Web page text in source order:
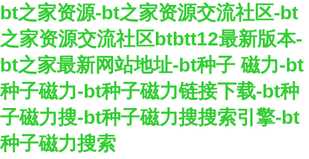
bt之家资源-bt之家资源交流社区-bt
之家资源交流社区btbtt12最新版本-
bt之家最新网站地址-bt种子 磁力-bt
种子磁力-bt种子磁力链接下载-bt种
子磁力搜-bt种子磁力搜搜索引擎-bt
种子磁力搜索